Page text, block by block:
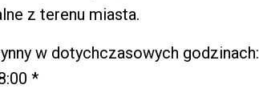
z terenu miasta.
w dotychczasowych godzinach:
*